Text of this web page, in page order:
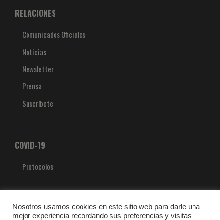
RELACIONES
Comunicados Oficiales
Noticias
Newsletter
Prensa
Suscríbete
COVID-19
Protocolos
Nosotros usamos cookies en este sitio web para darle una
mejor experiencia recordando sus preferencias y visitas